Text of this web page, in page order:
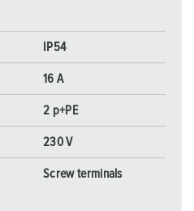
IP54
16 A
2 p+PE
230 V
Screw terminals